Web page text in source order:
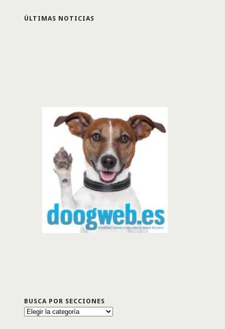
ÚLTIMAS NOTICIAS
BUSCA POR SECCIONES
Busca